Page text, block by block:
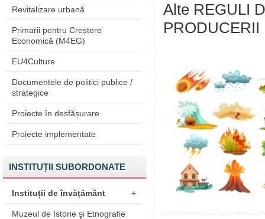
Revitalizare urbană
Primarii pentru Creștere
Economică (M4EG)
EU4Culture
Documentele de politici publice /
strategice
Proiecte în desfășurare
Proiecte implementate
INSTITUȚII SUBORDONATE
Instituții de învățământ +
Muzeul de Istorie şi Etnografie
Alte REGULI